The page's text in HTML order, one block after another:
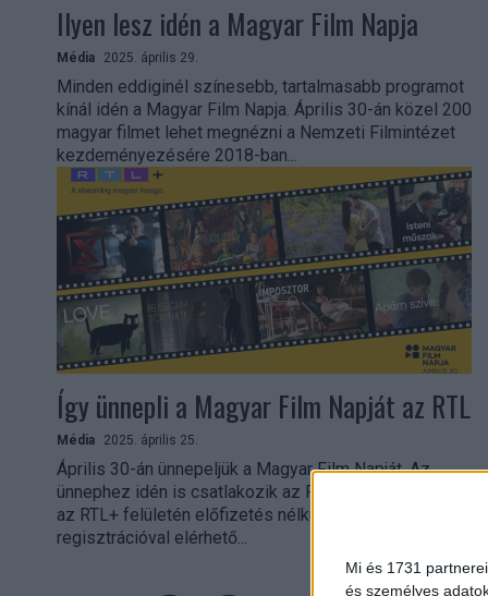
Mi és 1731
és személyes
Ilyen lesz idén a Magyar Film Napja
Média 2025. április 29.
Minden eddiginél színesebb, tartalmasabb programot
kínál idén a Magyar Film Napja. Április 30-án közel 200
magyar filmet lehet megnézni a Nemzeti Filmintézet
kezdeményezésére 2018-ban...
Így ünnepli a Magyar Film Napját az RTL
Média 2025. április 25.
Április 30-án ünnepeljük a Magyar Film Napját. Az
ünnephez idén is csatlakozik az RTL Magyarország:
az RTL+ felületén előfizetés nélkül, egy egyszerű
regisztrációval elérhető...